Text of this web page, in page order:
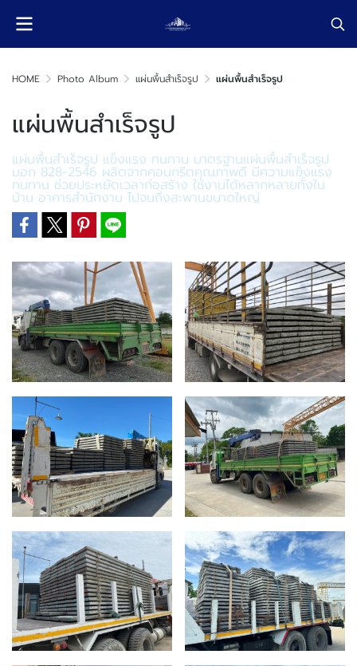
HOME Photo Album แผ่นพื้นสำเร็จรูป แผ่นพื้นสำเร็จรูป
แผ่นพื้นสำเร็จรูป
แผ่นพื้นสำเร็จรูป แข็งแรง ทนทาน มาตรฐานแผ่นพื้นสำเร็จรูป
มอก 828-2546 ผลิตจากคอนกรีตคุณภาพดี มีความแข็งแรง
ทนทาน ช่วยประหยัดเวลาก่อสร้าง ใช้งานได้หลากหลายทั้งใน
บ้าน อาคารสำนักงาน ไปจนถึงสะพานขนาดใหญ่